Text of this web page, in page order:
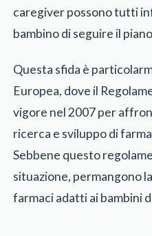
caregiver possono tutti
bambino di seguire il
Questa sfida è
Europea, dove il
vigore nel 2007 per
ricerca e sviluppo di
Sebbene questo
situazione, permangono
farmaci adatti ai bambini